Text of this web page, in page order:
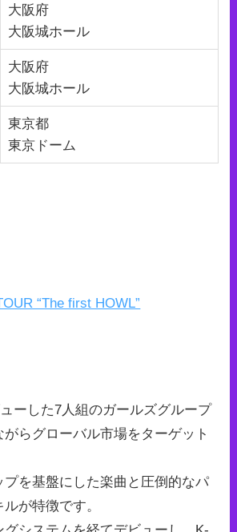
大阪府
大阪城ホール
大阪府
大阪城ホール
東京都
東京ドーム
“The first HOWL”
ーした7人組のガールズグループ
らグローバル市場をターゲット
プを基盤にした楽曲と圧倒的なパ
が特徴です。